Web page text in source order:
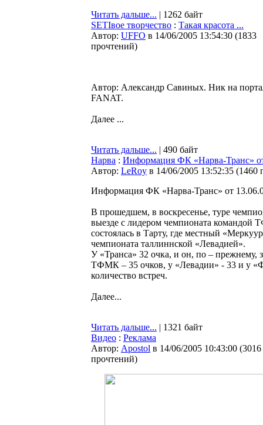
Читать дальше... | 1262 байт
SETIвое творчество : Такая красота ...
Автор: UFFO в 14/06/2005 13:54:30 (1833
прочтений)
Автор: Александр Савиных. Ник на
FANAT.
Далее ...
Читать дальше... | 490 байт
Нарва : Информация ФК «Нарва-Транс»
Автор: LeRoy в 14/06/2005 13:52:35 (1460
Информация ФК «Нарва-Транс» от
В прошедшем, в воскресенье, туре
выезде с лидером чемпионата командой
состоялась в Тарту, где местный
чемпионата таллиннской «Левадией».
У «Транса» 32 очка, и он, по – прежнему,
ТФМК – 35 очков, у «Левадии» - 33 и у
количество встреч.
Далее...
Читать дальше... | 1321 байт
Видео : Реклама
Автор: Apostol в 14/06/2005 10:43:00 (3016
прочтений)